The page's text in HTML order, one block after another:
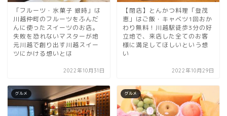
「フルーツ・氷菓子 銀時」は
川越仲町のフルーツをふんだ
んに使ったスイーツのお店。
失敗を恐れないマスターが地
元川越で創り出す川越スイー
ツにかける想いとは
2022年10月31日
【閉店】とんかつ料理「登茂
恵」はご飯・キャベツ1回おか
わり無料！川越駅徒歩3分の好
立地で、来店した全てのお客
様に満足してほしいという想
い
2022年10月29日
グルメ グルメ